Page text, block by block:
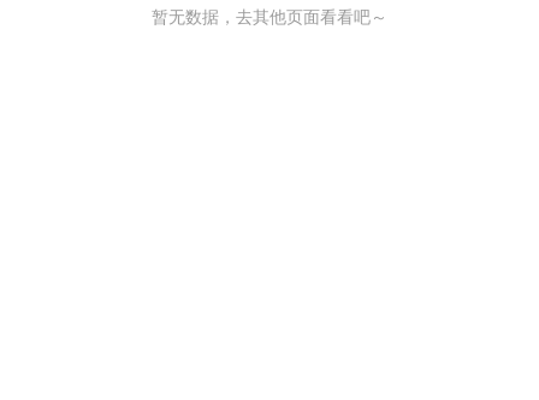
暂无数据，去其他页面看看吧～